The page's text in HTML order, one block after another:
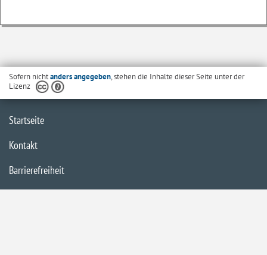
Sofern nichtanders angegeben, stehen die Inhalte dieser Seite unter der
Lizenz
Startseite
Kontakt
Barrierefreiheit